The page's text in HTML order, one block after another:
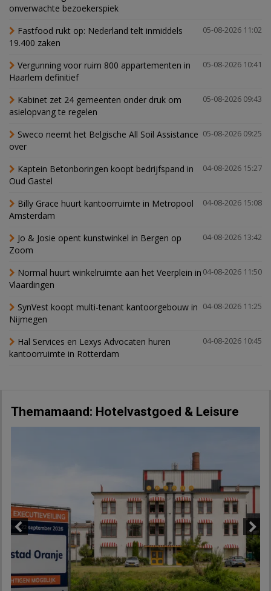
onverwachte bezoekerspiek
05-08-2026 11:02
Fastfood rukt op: Nederland telt inmiddels
19.400 zaken
05-08-2026 10:41
Vergunning voor ruim 800 appartementen in
Haarlem definitief
05-08-2026 09:43
Kabinet zet 24 gemeenten onder druk om
asielopvang te regelen
05-08-2026 09:25
Sweco neemt het Belgische All Soil Assistance
over
04-08-2026 15:27
Kaptein Betonboringen koopt bedrijfspand in
Oud Gastel
04-08-2026 15:08
Billy Grace huurt kantoorruimte in Metropool
Amsterdam
04-08-2026 13:42
Jo & Josie opent kunstwinkel in Bergen op
Zoom
04-08-2026 11:50
Normal huurt winkelruimte aan het Veerplein in
Vlaardingen
04-08-2026 11:25
SynVest koopt multi-tenant kantoorgebouw in
Nijmegen
04-08-2026 10:45
Hal Services en Lexys Advocaten huren
kantoorruimte in Rotterdam
Themamaand: Hotelvastgoed & Leisure
Next